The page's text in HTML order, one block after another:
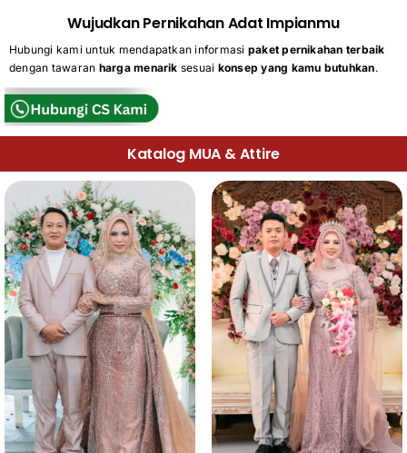
Wujudkan Pernikahan Adat Impianmu
Hubungi kami untuk mendapatkan informasi paket pernikahan terbaik
dengan tawaran harga menarik sesuai konsep yang kamu butuhkan.
Katalog MUA & Attire